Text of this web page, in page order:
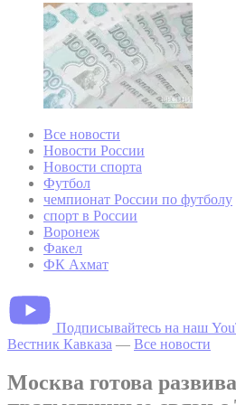
Все новости
Новости России
Новости спорта
Футбол
чемпионат России по футболу
спорт в России
Воронеж
Факел
ФК Ахмат
Подписывайтесь на наш
Вестник Кавказа — Все новости
Москва готова